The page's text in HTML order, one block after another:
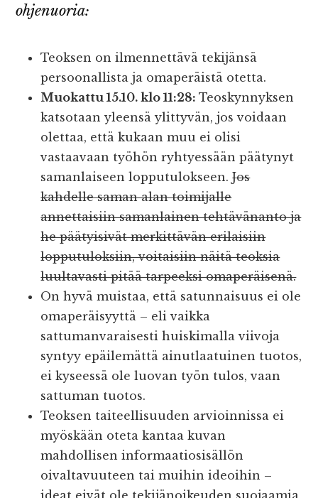
ohjenuoria:
Teoksen on ilmennettävä tekijänsä
persoonallista ja omaperäistä otetta.
Muokattu 15.10. klo 11:28:Teoskynnyksen
katsotaan yleensä ylittyvän, jos voidaan
olettaa, että kukaan muu ei olisi
vastaavaan työhön ryhtyessään päätynyt
samanlaiseen lopputulokseen.Jos
kahdelle saman alan toimijalle
annettaisiin samanlainen tehtävänanto ja
he päätyisivät merkittävän erilaisiin
lopputuloksiin, voitaisiin näitä teoksia
luultavasti pitää tarpeeksi omaperäisenä.
On hyvä muistaa, että satunnaisuus ei ole
omaperäisyyttä – eli vaikka
sattumanvaraisesti huiskimalla viivoja
syntyy epäilemättä ainutlaatuinen tuotos,
ei kyseessä ole luovan työn tulos, vaan
sattuman tuotos.
Teoksen taiteellisuuden arvioinnissa ei
myöskään oteta kantaa kuvan
mahdollisen informaatiosisällön
oivaltavuuteen tai muihin ideoihin –